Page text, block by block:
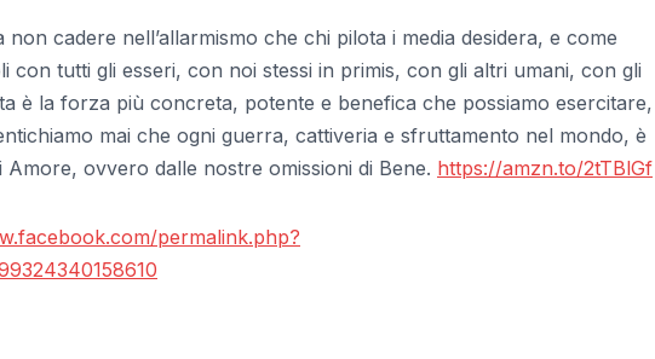
cadere nell’allarmismo che chi pilota i media desidera, e come
con tutti gli esseri, con noi stessi in primis, con gli altri umani, con gli
è la forza più concreta, potente e benefica che possiamo esercitare,
mai che ogni guerra, cattiveria e sfruttamento nel mondo, è
ovvero dalle nostre omissioni di Bene. https://amzn.to/2tTBlGf
permalink.php?